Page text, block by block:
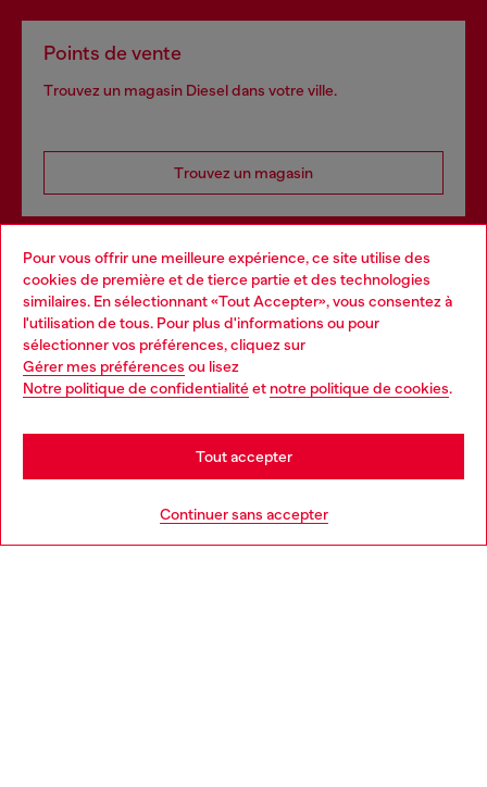
Pour vous offrir une meilleure expérience, ce site utilise des
cookies de première et de tierce partie et des technologies
similaires. En sélectionnant «Tout Accepter», vous consentez à
l'utilisation de tous. Pour plus d'informations ou pour
sélectionner vos préférences, cliquez sur
Gérer mes préférences ou lisez
Notre politique de confidentialitéet notre politique de cookies.
Continuer sans accepter
Tout accepter
Points de vente
Trouvez un magasin Diesel dans votre ville.
Trouvez un magasin
Services omnicanaux
Découvrez tous nos services, en ligne et en magasin.
En savoir plus
Choose your location
You are currently browsing France website, but it seems you
may be based in United States